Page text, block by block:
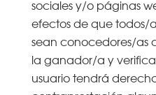
sociales y/o páginas
efectos de que todos/
sean conocedores/as
la ganador/a y
usuario tendrá